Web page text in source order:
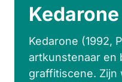
Kedarone
Kedarone (1992,
artkunstenaar en
graffitiscene.